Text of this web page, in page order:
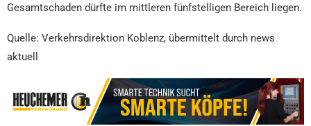
Gesamtschaden dürfte im mittleren fünfstelligen Bereich liegen.
Quelle: Verkehrsdirektion Koblenz, übermittelt durch news
aktuell